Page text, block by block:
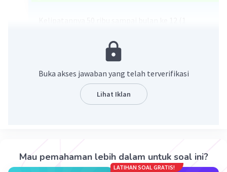
Beri Rating (2 Balas
Buka akses jawaban yang telah terverifikasi
Lihat Iklan
Mau pemahaman lebih dalam untuk soal ini?
LATIHAN SOAL GRATIS!